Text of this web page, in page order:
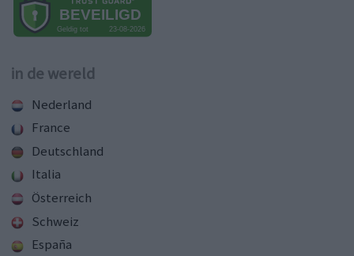
in de wereld
Nederland
France
Deutschland
Italia
Österreich
Schweiz
España